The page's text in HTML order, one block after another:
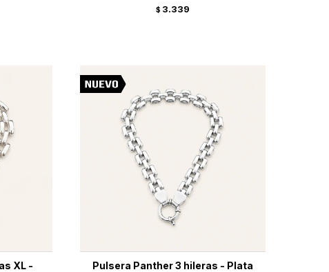
$ 3.339
XL -
Pulsera Panther 3 hileras - Plata